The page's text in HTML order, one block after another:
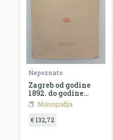
Nepoznato
Zagreb od godine
1892. do godine
1902.Monografija
€ 132,72